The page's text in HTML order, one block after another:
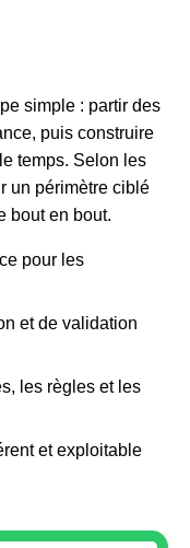
simple : partir des
puis construire
temps. Selon les
un périmètre ciblé
bout en bout.
pour les
et de validation
les règles et les
et exploitable